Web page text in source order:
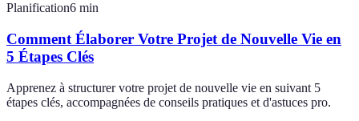
Planification6 min
Comment Élaborer Votre Projet de Nouvelle Vie en
5 Étapes Clés
Apprenez à structurer votre projet de nouvelle vie en suivant 5
étapes clés, accompagnées de conseils pratiques et d'astuces pro.